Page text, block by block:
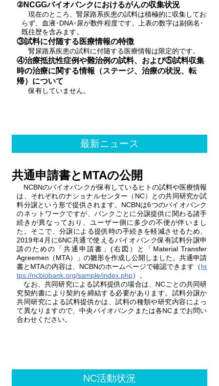
②NCGGバイオバンクにおけるがんの収集状況
現在のところ、腎尿路系疾患の試料は積極的に収集してお
らず、血液･DNA･尿が数件程度です。上表の数字は副病名･
既往歴を含みます。
③試料に付随する医療情報の特徴
腎尿路系疾患の試料に付随する医療情報は限定的です。
④治療抵抗性症例や難治例の試料、および⑤試料収集
時の治療に関する情報（ステージ、治療の状況、転
帰）について
保有していません。
最新ニュース
共通申請書とMTAの公開
NCBNのバイオバンクが保有しているヒトの試料や医療情報
は、それぞれのナショナルセンター（NC）との共同研究か試
料分譲という形で提供されます。NCBNは6つのバイオバンク
のネットワークですが、バンクごとに分譲提供に関わる諸手
続きが異なっており、ユーザー側に多少の不便が伴いまし
た。そこで、分譲による提供時の手続きを軽減させるため、
2019年4月に6NC共通で使えるバイオバンク保有試料分譲申
請のための「共通申請書」(右図）と「Material Transfer
Agreemen（MTA）」の雛形を作成し公開しました。共通申請
書とMTAの内容は、NCBNのホームページで確認できます（ht
tps://ncbiobank.org/sample/index.php）。
なお、共同研究による試料提供の場合は、NCごとの共同研
究契約書により契約を締結する必要があります。試料分譲か
共同研究による試料提供かは、試料の種類や研究内容によっ
て異なりますので、中央バイオバンクまたは各NCまでお問い
合わせください。
NC活動状況